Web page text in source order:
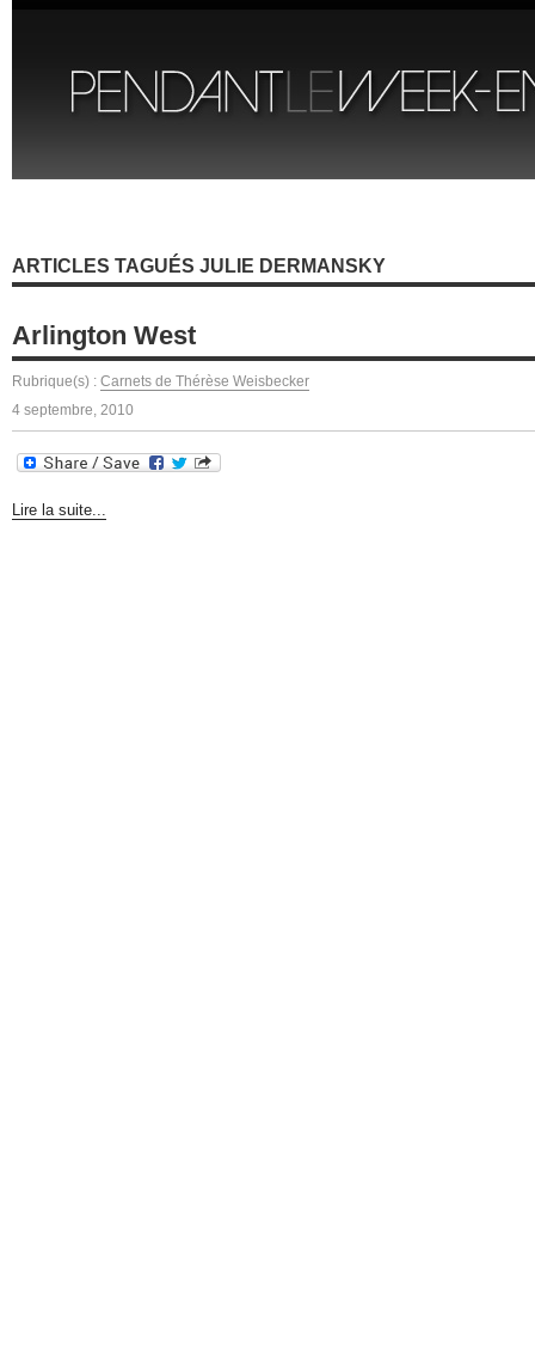
ARTICLES TAGUÉS JULIE DERMANSKY
Arlington West
Rubrique(s) : Carnets de Thérèse Weisbecker
4 septembre, 2010
Lire la suite...